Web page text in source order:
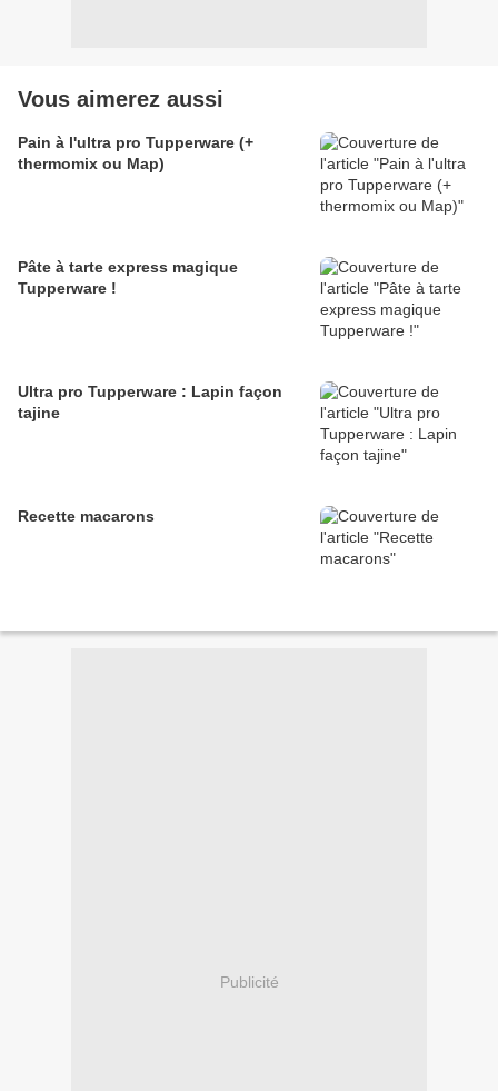
Vous aimerez aussi
Pain à l'ultra pro Tupperware (+
thermomix ou Map)
Pâte à tarte express magique
Tupperware !
Ultra pro Tupperware : Lapin façon
tajine
Recette macarons
Publicité